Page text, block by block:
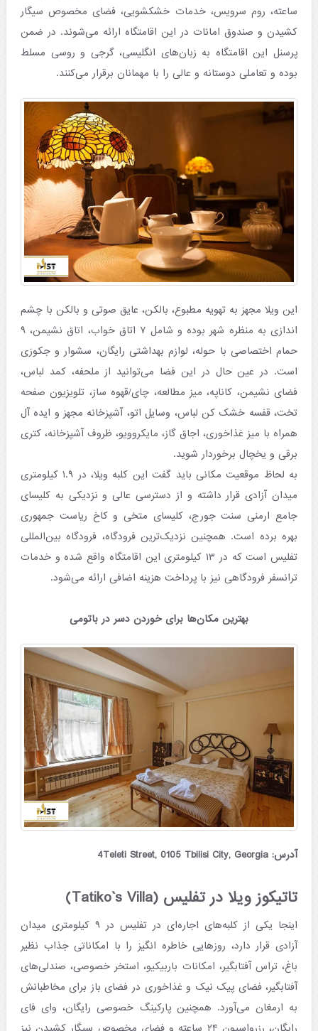
ساعته، روم سرویس، خدمات خشکشویی، فضای مخصوص سیگار
کشیدن و صندوق امانات در این اقامتگاه ارائه می‌شوند. در ضمن
پرسنل این اقامتگاه به زبان‌های انگلیسی، گرجی و روسی مسلط
بوده و تعاملی دوستانه و عالی را با مهمانان برقرار می‌کنند.
این ویلا مجهز به تهویه مطبوع، بالکن، عایق صوتی و بالکن با چشم
اندازی به منظره شهر بوده و شامل ۷ اتاق خواب، اتاق نشیمن، ۹
حمام اختصاصی با حوله، لوازم بهداشتی رایگان، سشوار و جکوزی
است. در عین حال در این فضا می‌توانید از ملحفه، کمد لباس،
فضای نشیمن، کاناپه، میز مطالعه، چای/قهوه ساز، تلویزیون صفحه
تخت، قفسه خشک کن لباس، وسایل اتو، آشپزخانه مجهز و ایده آل
همراه با میز غذاخوری، اجاق گاز، مایکروویو، ظروف آشپزخانه، کتری
برقی و یخچال برخوردار شوید.
به لحاظ موقعیت مکانی باید گفت این کلبه ویلا، در ۱.۹ کیلومتری
میدان آزادی قرار داشته و از دسترسی عالی و نزدیکی به کلیسای
جامع ارمنی سنت جورج، کلیسای متخی و کاخ ریاست جمهوری
بهره برده است. همچنین نزدیک‌ترین فرودگاه، فرودگاه بین‌المللی
تفلیس است که در ۱۳ کیلومتری این اقامتگاه واقع شده و خدمات
ترانسفر فرودگاهی نیز با پرداخت هزینه اضافی ارائه می‌شود.
بهترین مکان‌ها برای خوردن دسر در باتومی
آدرس: 4Teleti Street, 0105 Tbilisi City, Georgia
تاتیکوز ویلا در تفلیس (Tatiko`s Villa)
اینجا یکی از کلبه‌های اجاره‌ای در تفلیس در ۹ کیلومتری میدان
آزادی قرار دارد، روزهایی خاطره انگیز را با امکاناتی جذاب نظیر
باغ، تراس آفتابگیر، امکانات باربیکیو، استخر خصوصی، صندلی‌های
آفتابگیر، فضای پیک نیک و غذاخوری در فضای باز برای مخاطبانش
به ارمغان می‌آورد. همچنین پارکینگ خصوصی رایگان، وای فای